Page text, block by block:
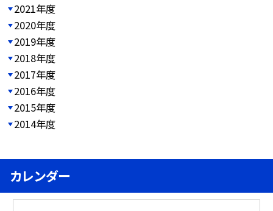
2021年度
2020年度
2019年度
2018年度
2017年度
2016年度
2015年度
2014年度
カレンダー